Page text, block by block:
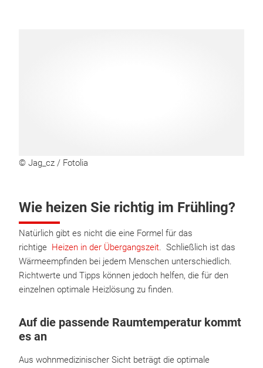
© Jag_cz / Fotolia
Wie heizen Sie richtig im Frühling?
Natürlich gibt es nicht die eine Formel für das
richtige Heizen in der Übergangszeit. Schließlich ist das
Wärmeempfinden bei jedem Menschen unterschiedlich.
Richtwerte und Tipps können jedoch helfen, die für den
einzelnen optimale Heizlösung zu finden.
Auf die passende Raumtemperatur kommt
es an
Aus wohnmedizinischer Sicht beträgt die optimale